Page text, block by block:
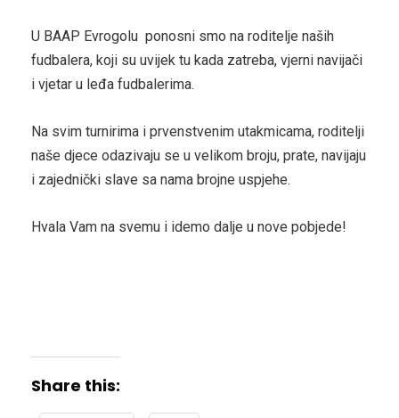
U BAAP Evrogolu ponosni smo na roditelje naših
fudbalera, koji su uvijek tu kada zatreba, vjerni navijači
i vjetar u leđa fudbalerima.
Na svim turnirima i prvenstvenim utakmicama, roditelji
naše djece odazivaju se u velikom broju, prate, navijaju
i zajednički slave sa nama brojne uspjehe.
Hvala Vam na svemu i idemo dalje u nove pobjede!
Share this: